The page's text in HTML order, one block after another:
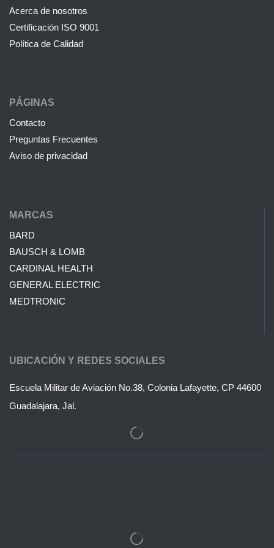
Acerca de nosotros
Certificación ISO 9001
Política de Calidad
PÁGINAS
Contacto
Preguntas Frecuentes
Aviso de privacidad
MARCAS
BARD
BAUSCH & LOMB
CARDINAL HEALTH
GENERAL ELECTRIC
MEDTRONIC
UBICACIÓN Y REDES SOCIALES
Escuela Militar de Aviación No.38, Colonia Lafayette, CP 44600
Guadalajara, Jal.